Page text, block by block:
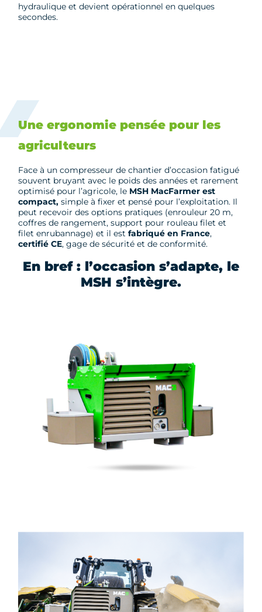
hydraulique et devient opérationnel en quelques
secondes.
Une ergonomie pensée pour les
agriculteurs
Face à un compresseur de chantier d’occasion fatigué
souvent bruyant avec le poids des années et rarement
optimisé pour l’agricole, le MSH MacFarmer est
compact, simple à fixer et pensé pour l’exploitation. Il
peut recevoir des options pratiques (enrouleur 20 m,
coffres de rangement, support pour rouleau filet et
filet enrubannage) et il est fabriqué en France,
certifié CE, gage de sécurité et de conformité.
En bref : l’occasion s’adapte, le
MSH s’intègre.